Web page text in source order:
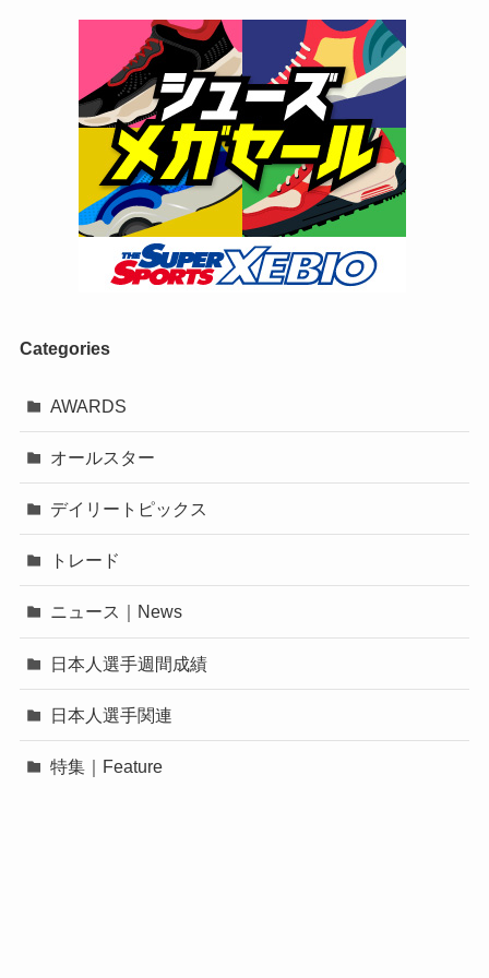
Categories
AWARDS
オールスター
デイリートピックス
トレード
ニュース｜News
日本人選手週間成績
日本人選手関連
特集｜Feature